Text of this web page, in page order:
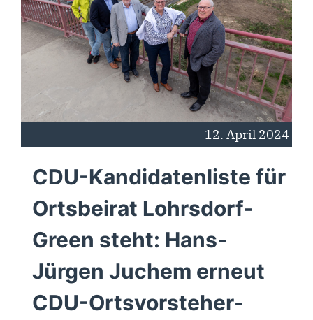
12. April 2024
CDU-Kandidatenliste für
Ortsbeirat Lohrsdorf-
Green steht: Hans-
Jürgen Juchem erneut
CDU-Ortsvorsteher-